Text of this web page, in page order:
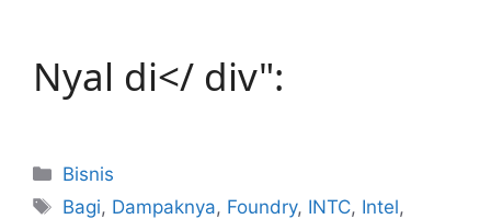
Nyal di</ div":
Kategori
Bisnis
Tag
Bagi, Dampaknya, Foundry, INTC, Intel,